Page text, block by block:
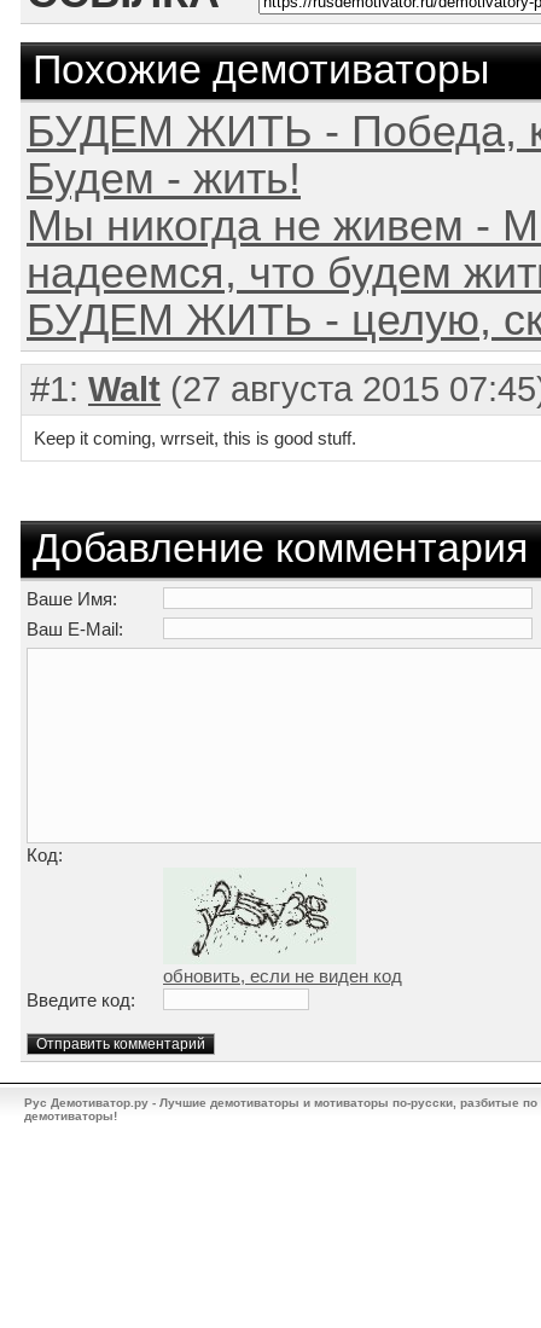
Похожие демотиваторы
БУДЕМ ЖИТЬ - Победа,
Будем - жить!
Мы никогда не живем -
надеемся, что будем
БУДЕМ ЖИТЬ - целую,
#1: Walt (27 августа 2015
Keep it coming, wrrseit, this is good stuff.
Добавление комментария
Ваше Имя:
Ваш E-Mail:
Код:
обновить, если не виден код
Введите код:
Рус Демотиватор.ру - Лучшие демотиваторы и мотиваторы по-русски, разбитые
демотиваторы!